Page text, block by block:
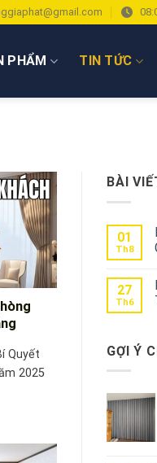
PHẨM TIN TỨC
Quyết
2025
BÀI
01
Th8
27
Th6
GỢI Ý